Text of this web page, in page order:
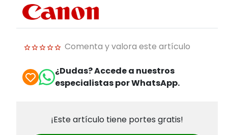
Comenta y valora este artículo
¿Dudas? Accede a nuestros
especialistas por WhatsApp.
¡Este artículo tiene portes gratis!